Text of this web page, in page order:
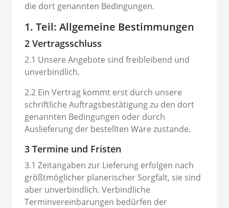
die dort genannten Bedingungen.
1. Teil: Allgemeine Bestimmungen
2 Vertragsschluss
2.1 Unsere Angebote sind freibleibend und
unverbindlich.
2.2 Ein Vertrag kommt erst durch unsere
schriftliche Auftragsbestätigung zu den dort
genannten Bedingungen oder durch
Auslieferung der bestellten Ware zustande.
3 Termine und Fristen
3.1 Zeitangaben zur Lieferung erfolgen nach
größtmöglicher planerischer Sorgfalt, sie sind
aber unverbindlich. Verbindliche
Terminvereinbarungen bedürfen der